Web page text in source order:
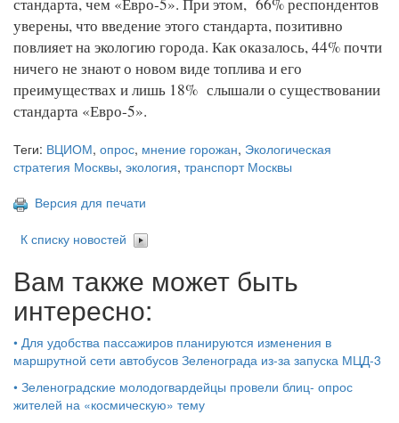
стандарта, чем «Евро-5». При этом, 66% респондентов
уверены, что введение этого стандарта, позитивно
повлияет на экологию города. Как оказалось, 44% почти
ничего не знают о новом виде топлива и его
преимуществах и лишь 18% слышали о существовании
стандарта «Евро-5».
Теги: ВЦИОМ, опрос, мнение горожан, Экологическая
стратегия Москвы, экология, транспорт Москвы
Версия для печати
К списку новостей
Вам также может быть
интересно:
• Для удобства пассажиров планируются изменения в
маршрутной сети автобусов Зеленограда из-за запуска МЦД-3
• Зеленоградские молодогвардейцы провели блиц- опрос
жителей на «космическую» тему